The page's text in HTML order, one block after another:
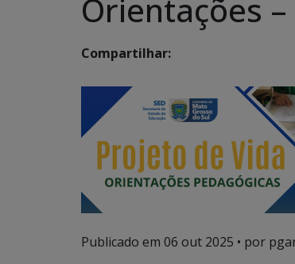
Orientações
Compartilhar:
Publicado em 06 out 2025 • por